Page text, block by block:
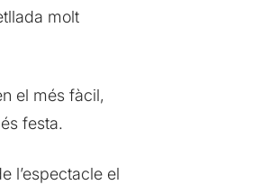
molt
el més fàcil,
festa.
l’espectacle el